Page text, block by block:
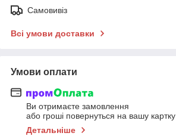
Самовивіз
Всі умови доставки
Умови оплати
Ви отримаєте замовлення
або гроші повернуться на вашу картку
Детальніше